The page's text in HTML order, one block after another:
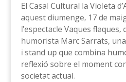
El Casal Cultural la Violeta
aquest diumenge, 17 de
l’espectacle Vaques
humorista Marc Sarrats,
i stand up que combina
reflexió sobre el moment
societat actual.